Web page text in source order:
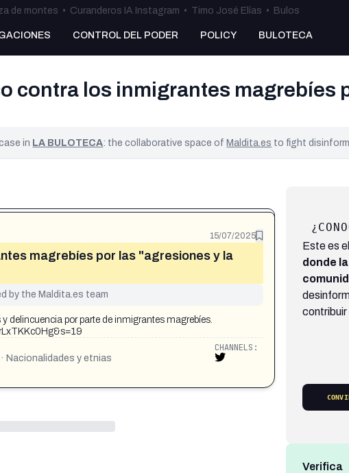
de montes • Curanderos IA Instagram • Timo José Elías • Bulos
CONTROL DEL PODER POLICY BULOTECA
contra los inmigrantes magrebíes
in LA BULOTECA: the collaborative space ofMaldita.es to fight
15/07/2025
magrebíes por las "agresiones y la
by the Maldita.es team
delincuencia por parte de inmigrantes magrebíes.
Nacionalidades y etnias
CHANNELS:
Este es
donde
Verifica